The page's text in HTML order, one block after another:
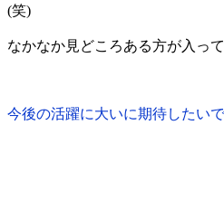
(笑)
なかなか見どころある方が入って
今後の活躍に大いに期待したいで